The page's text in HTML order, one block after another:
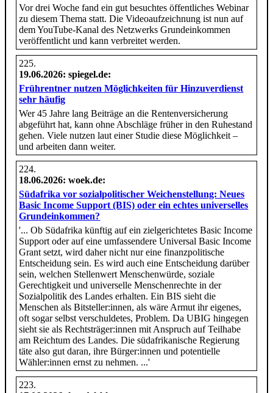
Vor drei Woche fand ein gut besuchtes öffentliches Webinar
zu diesem Thema statt. Die Videoaufzeichnung ist nun auf
dem YouTube-Kanal des Netzwerks Grundeinkommen
veröffentlicht und kann verbreitet werden.
19.06.2026: spiegel.de:
Frührentner nutzen Möglichkeiten für Hinzuverdienst
sehr häufig
Wer 45 Jahre lang Beiträge an die Rentenversicherung
abgeführt hat, kann ohne Abschläge früher in den Ruhestand
gehen. Viele nutzen laut einer Studie diese Möglichkeit –
und arbeiten dann weiter.
18.06.2026: woek.de:
Südafrika vor sozialpolitischer Weichenstellung: Neues
Basic Income Support (BIS) oder ein echtes universelles
Grundeinkommen?
'... Ob Südafrika künftig auf ein zielgerichtetes Basic Income
Support oder auf eine umfassendere Universal Basic Income
Grant setzt, wird daher nicht nur eine finanzpolitische
Entscheidung sein. Es wird auch eine Entscheidung darüber
sein, welchen Stellenwert Menschenwürde, soziale
Gerechtigkeit und universelle Menschenrechte in der
Sozialpolitik des Landes erhalten. Ein BIS sieht die
Menschen als Bitsteller:innen, als wäre Armut ihr eigenes,
oft sogar selbst verschuldetes, Problem. Da UBIG hingegen
sieht sie als Rechtsträger:innen mit Anspruch auf Teilhabe
am Reichtum des Landes. Die südafrikanische Regierung
täte also gut daran, ihre Bürger:innen und potentielle
Wähler:innen ernst zu nehmen. ...'